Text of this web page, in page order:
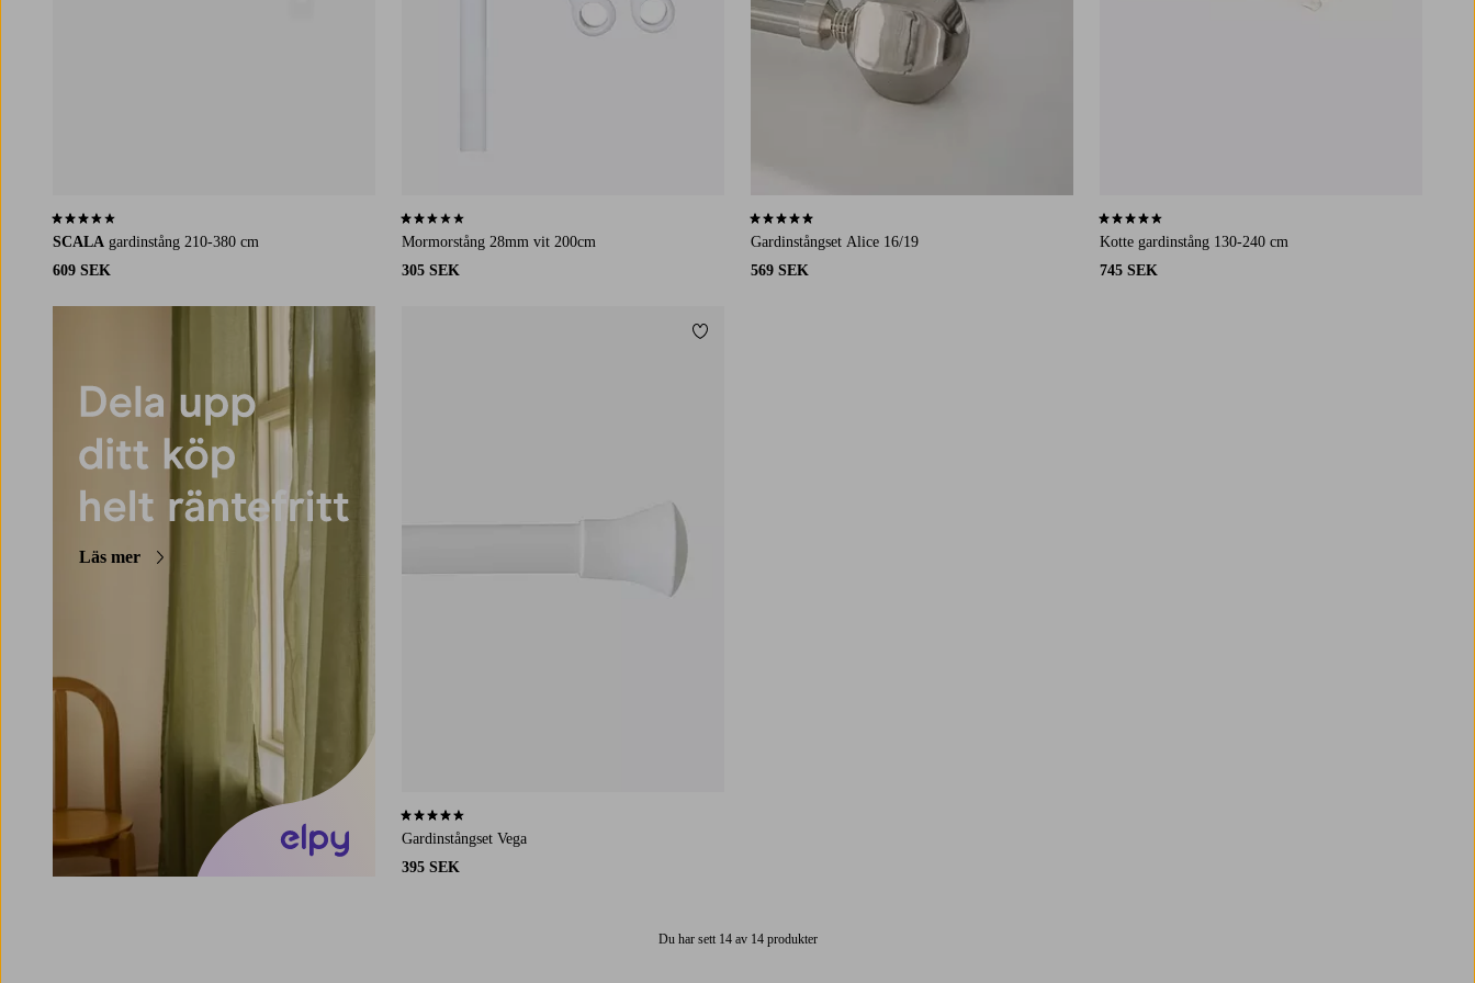
SCALA gardinstång 210-380 cm
609 SEK
3,3 baserat på 9 st betyg
Mormorstång 28mm vit 200cm
305 SEK
2,5 baserat på 4 st betyg
Gardinstångset Alice 16/19
569 SEK
4,8 baserat på 4 st betyg
Kotte gardinstång 130-240 cm
745 SEK
4,6 baserat på 28 st betyg
Läs mer
Gardinstångset Vega
395 SEK
4,5 baserat på 40 st betyg
Lägg till i favoriter
Du har sett 14 av 14 produkter